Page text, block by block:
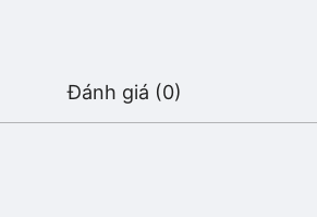
Đánh giá (0)